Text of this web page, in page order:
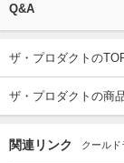
Q&A
ザ・プロダクトの
ザ・プロダクトの商
関連リンク クールド